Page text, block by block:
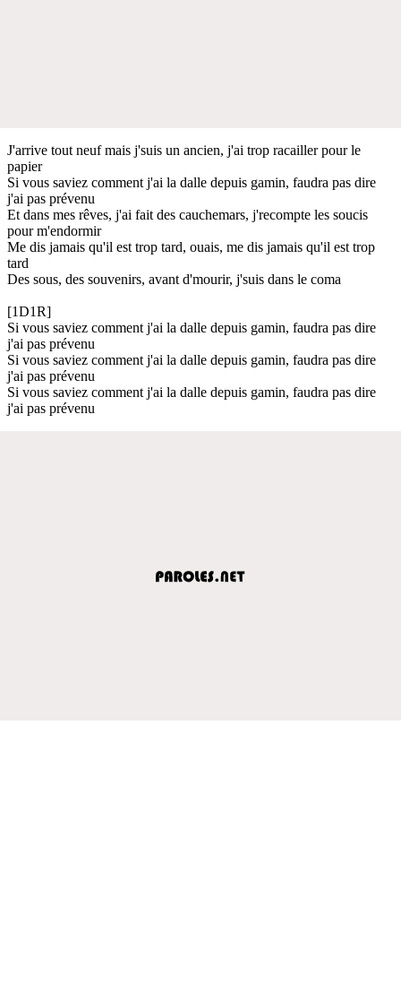
J'arrive tout neuf mais j'suis un ancien, j'ai trop racailler pour le
papier
Si vous saviez comment j'ai la dalle depuis gamin, faudra pas dire
j'ai pas prévenu
Et dans mes rêves, j'ai fait des cauchemars, j'recompte les soucis
pour m'endormir
Me dis jamais qu'il est trop tard, ouais, me dis jamais qu'il est trop
tard
Des sous, des souvenirs, avant d'mourir, j'suis dans le coma
[1D1R]
Si vous saviez comment j'ai la dalle depuis gamin, faudra pas dire
j'ai pas prévenu
Si vous saviez comment j'ai la dalle depuis gamin, faudra pas dire
j'ai pas prévenu
Si vous saviez comment j'ai la dalle depuis gamin, faudra pas dire
j'ai pas prévenu